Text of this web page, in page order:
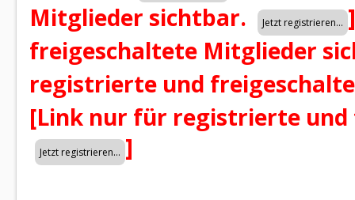
Mitglieder sichtbar.
]
freigeschaltete Mitglieder
registrierte und
[Link nur für registrierte
]